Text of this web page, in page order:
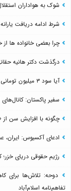
شوک به هواداران
شرط ادامه دریافت
چرا بعضی خانواده ها
درگذشت دکتر هانیه
آیا سود ۳ میلیون تومانی سهام عدالت واقعی است؟
سفیر پاکستان: کانال‌های
چگونه با افزایش سن از
ادعای آکسیوس: ایران،
رژیم حقوقی دریای
دوحه: تلاش‌ها برای
تفاهم‌نامه اسلام‌آباد